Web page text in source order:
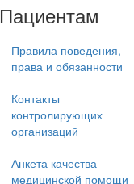
Пациентам
Правила поведения,
права и обязанности
Контакты
контролирующих
организаций
Анкета качества
медицинской помощи